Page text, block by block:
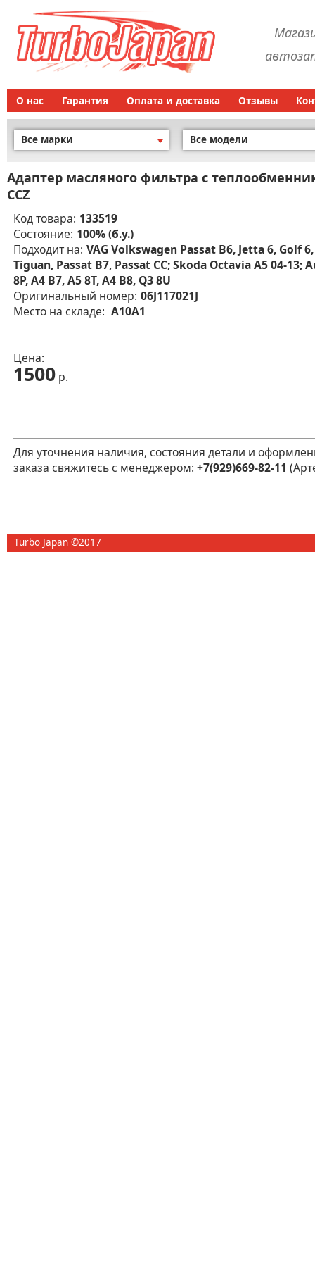
О нас Гарантия Оплата и доставка Отзывы
Все марки Все модели
Адаптер масляного фильтра с
CCZ
Код товара: 133519
Состояние: 100% (б.у.)
Подходит на: VAG Volkswagen Passat B6, Jetta 6, Golf 6,
Tiguan, Passat B7, Passat CC; Skoda Octavia A5 04-13;
8P, A4 B7, A5 8T, A4 B8, Q3 8U
Оригинальный номер: 06J117021J
Место на складе: A10A1
Цена:
1500 р.
Для уточнения наличия, состояния детали и
заказа свяжитесь с менеджером: +7(929)669-82-11
Turbo Japan ©2017